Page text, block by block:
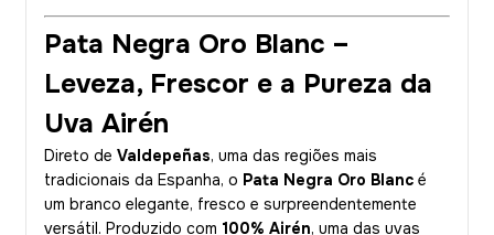
Pata Negra Oro Blanc –
Leveza, Frescor e a Pureza da
Uva Airén
Direto de Valdepeñas, uma das regiões mais
tradicionais da Espanha, o Pata Negra Oro Blanc é
um branco elegante, fresco e surpreendentemente
versátil. Produzido com 100% Airén, uma das uvas